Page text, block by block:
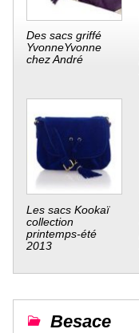
Des sacs griffé
YvonneYvonne
chez André
Les sacs Kookaï
collection
printemps-été
2013
Besace